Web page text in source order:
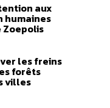
aux
humaines
Zoepolis
les freins
forêts
villes